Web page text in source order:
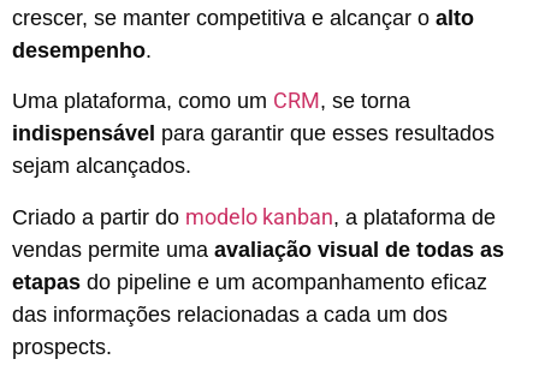
crescer, se manter competitiva e alcançar o alto
desempenho.
Uma plataforma, como um CRM, se torna
indispensável para garantir que esses resultados
sejam alcançados.
Criado a partir do modelo kanban, a plataforma de
vendas permite uma avaliação visual de todas as
etapas do pipeline e um acompanhamento eficaz
das informações relacionadas a cada um dos
prospects.